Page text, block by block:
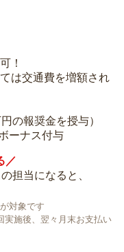
！
は交通費を増額され
の報奨金を授与）
ーナス付与
／
担当になると、
対象です
実施後、翌々月末お支払い